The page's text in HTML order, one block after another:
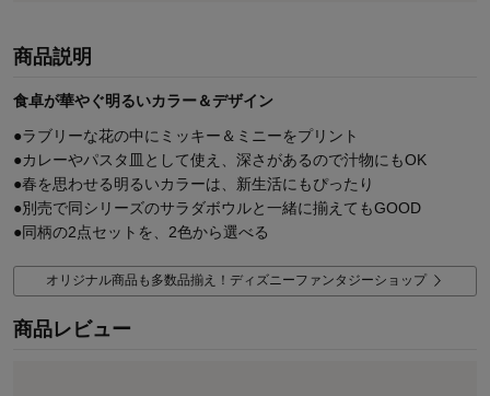
商品説明
食卓が華やぐ明るいカラー＆デザイン
●ラブリーな花の中にミッキー＆ミニーをプリント
●カレーやパスタ皿として使え、深さがあるので汁物にもOK
●春を思わせる明るいカラーは、新生活にもぴったり
●別売で同シリーズのサラダボウルと一緒に揃えてもGOOD
●同柄の2点セットを、2色から選べる
オリジナル商品も多数品揃え！ディズニーファンタジーショップ
商品レビュー